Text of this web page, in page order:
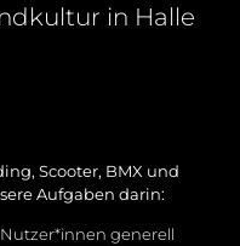
in Halle
Scooter, BMX und
Aufgaben darin:
generell